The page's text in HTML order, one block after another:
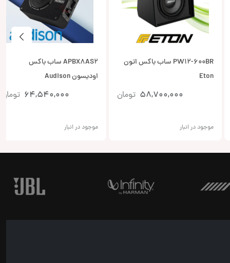
PW12-600BR ساب باکس اتون
Eton
58,700,000 تومان
موجود در انبار
APBX8AS2 ساب باکس
اودیسون Audison
64,540,000 تومان
موجود در انبار